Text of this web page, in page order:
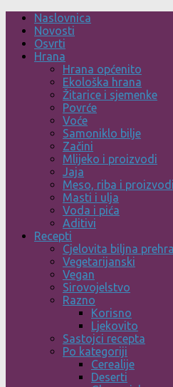
Skip
content
Naslovnica
Novosti
Osvrti
Hrana
Hrana općenito
Ekološka hrana
Žitarice i sjemenke
Povrće
Voće
Samoniklo bilje
Začini
Mlijeko i proizvodi
Jaja
Meso, riba i proizvodi
Masti i ulja
Voda i pića
Aditivi
Recepti
Cjelovita biljna
Vegetarijanski
Vegan
Sirovojelstvo
Razno
Korisno
Ljekovito
Sastojci recepta
Po kategoriji
Cerealije
Deserti